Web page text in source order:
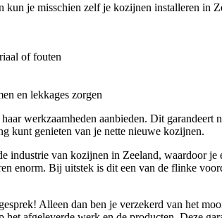
je misschien zelf je kozijnen installeren in
of fouten
en lekkages zorgen
werkzaamheden aanbieden. Dit
kunt genieten van je nette nieuwe kozijnen.
industrie van kozijnen in Zeeland, waardoor
enorm. Bij uitstek is dit een van de flinke
Alleen dan ben je verzekerd van het